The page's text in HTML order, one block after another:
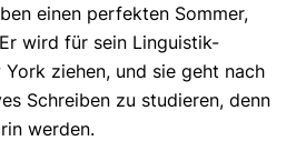
einen perfekten Sommer,
wird für sein Linguistik-
ziehen, und sie geht nach
Schreiben zu studieren, denn
werden.